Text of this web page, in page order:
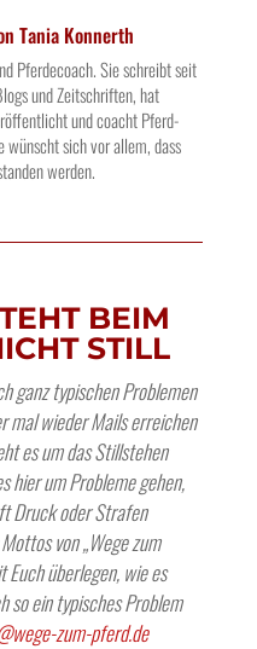
Tania Konnerth
Pferdecoach. Sie schreibt seit
und Zeitschriften, hat
und coacht Pferd-
wünscht sich vor allem, dass
werden.
BEIM
STILL
ganz typischen Problemen
mal wieder Mails erreichen
es um das Stillstehen
hier um Probleme gehen,
Druck oder Strafen
von „Wege zum
überlegen, wie es
so ein typisches Problem
zum-pferd.de